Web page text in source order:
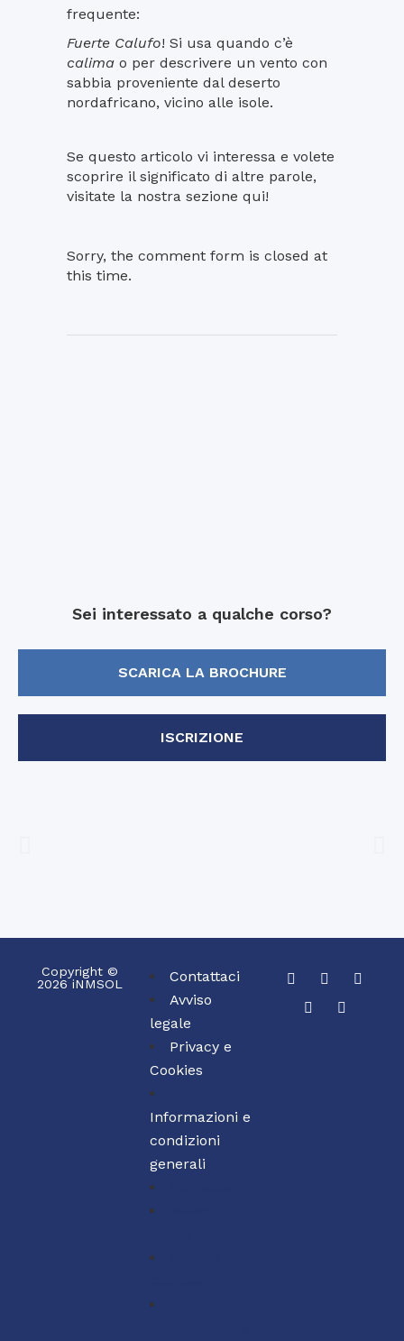
frequente:
Fuerte Calufo! Si usa quando c’è
calima o per descrivere un vento con
sabbia proveniente dal deserto
nordafricano, vicino alle isole.
Se questo articolo vi interessa e volete
scoprire il significato di altre parole,
visitate la nostra sezione qui!
Sorry, the comment form is closed at
this time.
Sei interessato a qualche corso?
SCARICA LA BROCHURE
ISCRIZIONE
Copyright ©
2026 iNMSOL
Contattaci
Avviso
legale
Privacy e
Cookies
Informazioni e
condizioni
generali